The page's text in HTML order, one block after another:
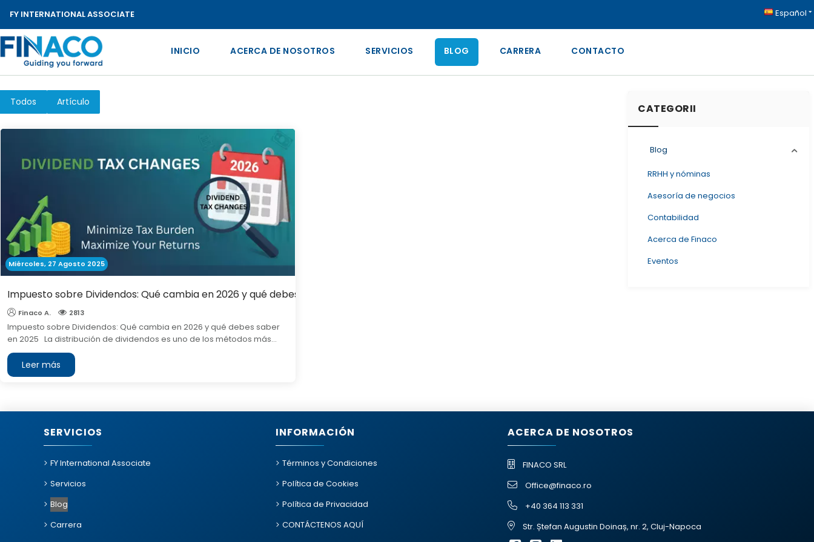
FY INTERNATIONAL ASSOCIATE Español
INICIO ACERCA DE NOSOTROS SERVICIOS BLOG CARRERA CONTACTO
Todos Artículo
Miércoles, 27 Agosto 2025
Impuesto sobre Dividendos: Qué cambia en 2026 y qué debes saber en 2025
Finaco A. 2813
Impuesto sobre Dividendos: Qué cambia en 2026 y qué debes saber
en 2025 La distribución de dividendos es uno de los métodos más...
Leer más
CATEGORII
Blog
RRHH y nóminas
Asesoría de negocios
Contabilidad
Acerca de Finaco
Eventos
SERVICIOS
FY International Associate
Servicios
Blog
Carrera
INFORMACIÓN
Términos y Condiciones
Política de Cookies
Política de Privacidad
CONTÁCTENOS AQUÍ
ACERCA DE NOSOTROS
FINACO SRL
Office@finaco.ro
+40 364 113 331
Str. Ștefan Augustin Doinaș, nr. 2, Cluj-Napoca